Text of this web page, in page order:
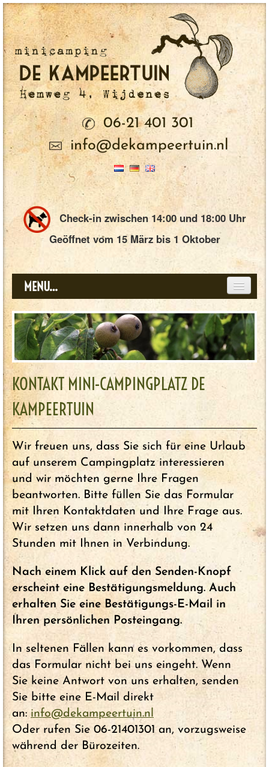
06-21 401 301
info@dekampeertuin.nl
Check-in zwischen 14:00 und 18:00 Uhr
Geöffnet vom 15 März bis 1 Oktober
MENU…
KONTAKT MINI-CAMPINGPLATZ DE
KAMPEERTUIN
Wir freuen uns, dass Sie sich für eine Urlaub
auf unserem Campingplatz interessieren
und wir möchten gerne Ihre Fragen
beantworten. Bitte füllen Sie das Formular
mit Ihren Kontaktdaten und Ihre Frage aus.
Wir setzen uns dann innerhalb von 24
Stunden mit Ihnen in Verbindung.
Nach einem Klick auf den Senden-Knopf
erscheint eine Bestätigungsmeldung. Auch
erhalten Sie eine Bestätigungs-E-Mail in
Ihren persönlichen Posteingang.
In seltenen Fällen kann es vorkommen, dass
das Formular nicht bei uns eingeht. Wenn
Sie keine Antwort von uns erhalten, senden
Sie bitte eine E-Mail direkt
an: info@dekampeertuin.nl
Oder rufen Sie 06-21401301 an, vorzugsweise
während der Bürozeiten.